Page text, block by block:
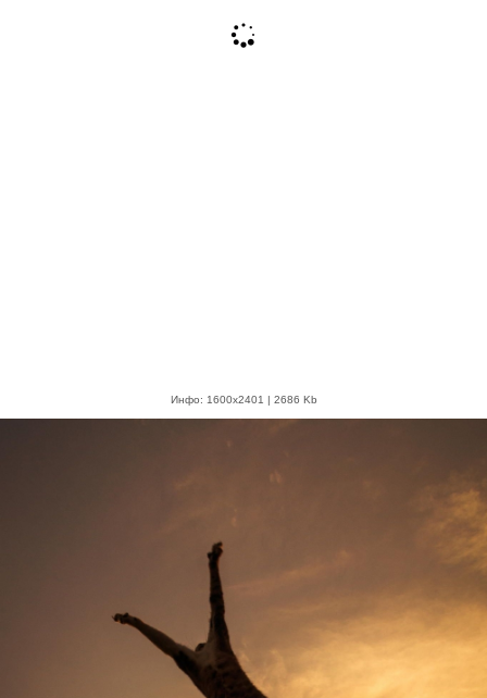
Инфо: 1600х2401 | 2686 Kb